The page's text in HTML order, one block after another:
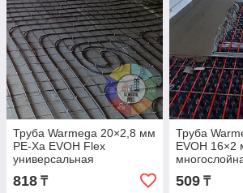
Труба Warmega 20×2,8 мм
PE-Xa EVOH Flex
универсальная
многослойная серая
818 ₸
Труба
EVOH 16×2
красная
509₸